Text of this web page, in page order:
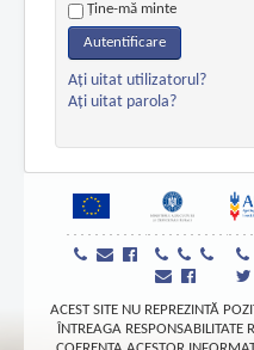
Ţine-mă minte
Autentificare
Aţi uitat utilizatorul?
Aţi uitat parola?
ACEST SITE NU REPREZINTĂ
ÎNTREAGA RESPONSABILITATE